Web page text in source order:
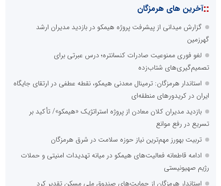
::آخرین های هرمزگان
گزارش میدانی از پیشرفت پروژه هیمکو در بازدید مدیران ارشد
گهرزمین
لغو فوری ممنوعیت صادرات کنسانتره؛ درس عبرتی برای
تصمیم‌گیری‌های شتاب‌زده
استاندار هرمزگان: ترمینال معدنی هیمکو، نقطه عطفی در ارتقای جایگاه
ایران در کریدورهای منطقه‌ای
بازدید مدیران کلان معادن از پروژه استراتژیک «هیمکو»/ تأکید بر
تسریع در رفع موانع
تربیت بهورز مهم‌ترین نیاز حوزه سلامت در شرق هرمزگان
ادامه قاطعانه فعالیت‌های هیمکو در میانه تهدیدات امنیتی و حملات
رژیم صهیونیستی
استاندار هرمزگان از حمایت‌های صندوق ملی مسکن تقدیر کرد